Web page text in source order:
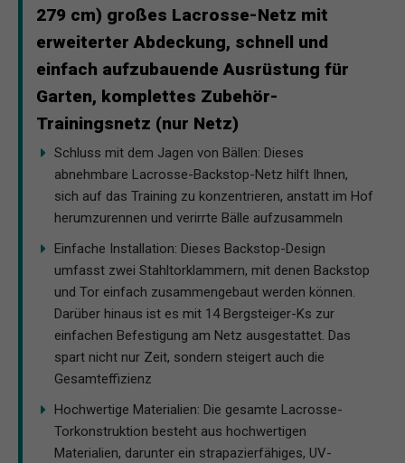
279 cm) großes Lacrosse-Netz mit
erweiterter Abdeckung, schnell und
einfach aufzubauende Ausrüstung für
Garten, komplettes Zubehör-
Trainingsnetz (nur Netz)
Schluss mit dem Jagen von Bällen: Dieses
abnehmbare Lacrosse-Backstop-Netz hilft Ihnen,
sich auf das Training zu konzentrieren, anstatt im Hof
herumzurennen und verirrte Bälle aufzusammeln
Einfache Installation: Dieses Backstop-Design
umfasst zwei Stahltorklammern, mit denen Backstop
und Tor einfach zusammengebaut werden können.
Darüber hinaus ist es mit 14 Bergsteiger-Ks zur
einfachen Befestigung am Netz ausgestattet. Das
spart nicht nur Zeit, sondern steigert auch die
Gesamteffizienz
Hochwertige Materialien: Die gesamte Lacrosse-
Torkonstruktion besteht aus hochwertigen
Materialien, darunter ein strapazierfähiges, UV-